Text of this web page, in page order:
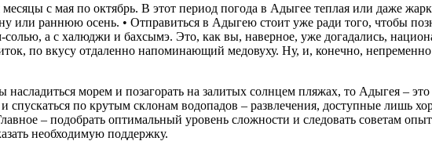
с мая по октябрь. В этот период погода в Адыгее теплая или даже
или раннюю осень. • Отправиться в Адыгею стоит уже ради того, чтобы
солью, а с халюджи и бахсымэ. Это, как вы, наверное, уже догадались,
по вкусу отдаленно напоминающий медовуху. Ну, и, конечно,
морем и позагорать на залитых солнцем пляжах, то Адыгея –
спускаться по крутым склонам водопадов – развлечения, доступные лишь
– подобрать оптимальный уровень сложности и следовать советам
необходимую поддержку.